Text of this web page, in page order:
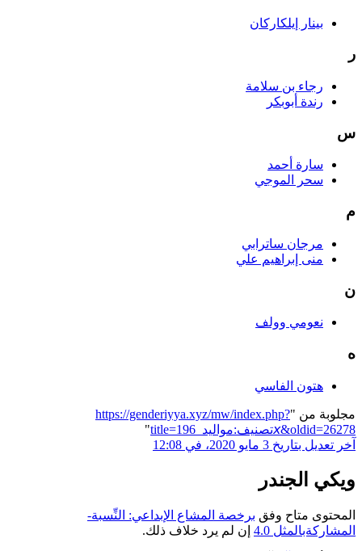
بينار إيلكاركان
ر
رجاء بن سلامة
رندة أبوبكر
س
سارة أحمد
سحر الموجي
م
مرجان ساترابي
منى إبراهيم علي
ن
نعومي وولف
ه
هتون الفاسي
مجلوبة من "https://genderiyya.xyz/mw/index.php?
title=تصنيف:مواليد_196𝘹&oldid=26278
"
آخر تعديل بتاريخ 3 مايو 2020، في 12:08
ويكي الجندر
المحتوى متاح وفق برخصة المشاع الإبداعي: النِّسبة-
المشاركةبالمثل 4.0
إن لم يرد خلاف ذلك.